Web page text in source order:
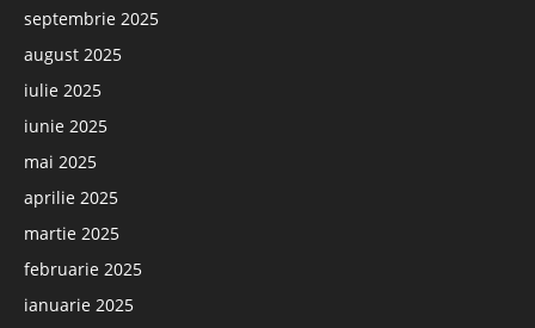
septembrie 2025
august 2025
iulie 2025
iunie 2025
mai 2025
aprilie 2025
martie 2025
februarie 2025
ianuarie 2025